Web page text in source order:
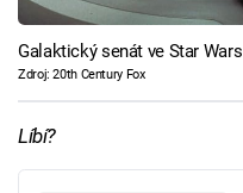
Galaktický senát ve Star Wars
Zdroj: 20th Century Fox
Líbí?